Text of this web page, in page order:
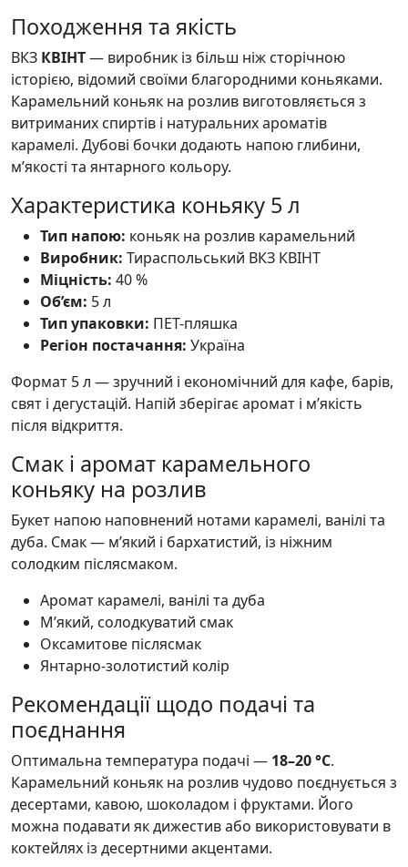
Походження та якість
ВКЗ КВІНТ— виробник із більш ніж сторічною
історією, відомий своїми благородними коньяками.
Карамельний коньяк на розлив виготовляється з
витриманих спиртів і натуральних ароматів
карамелі. Дубові бочки додають напою глибини,
м’якості та янтарного кольору.
Характеристика коньяку 5 л
Тип напою: коньяк на розлив карамельний
Виробник: Тираспольський ВКЗ КВІНТ
Міцність: 40 %
Об’єм: 5 л
Тип упаковки: ПЕТ-пляшка
Регіон постачання: Україна
Формат 5 л — зручний і економічний для кафе, барів,
свят і дегустацій. Напій зберігає аромат і м’якість
після відкриття.
Смак і аромат карамельного
коньяку на розлив
Букет напою наповнений нотами карамелі, ванілі та
дуба. Смак — м’який і бархатистий, із ніжним
солодким післясмаком.
Аромат карамелі, ванілі та дуба
М’який, солодкуватий смак
Оксамитове післясмак
Янтарно-золотистий колір
Рекомендації щодо подачі та
поєднання
Оптимальна температура подачі — 18–20 °C.
Карамельний коньяк на розлив чудово поєднується з
десертами, кавою, шоколадом і фруктами. Його
можна подавати як дижестив або використовувати в
коктейлях із десертними акцентами.